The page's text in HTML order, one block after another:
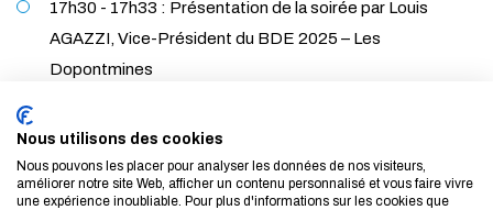
17h30 - 17h33 : Présentation de la soirée par Louis
AGAZZI, Vice-Président du BDE 2025 – Les
Dopontmines
GIRODET et de La Fondation des Ponts par Thierry
Duclaux
Nous utilisons des cookies
Nous pouvons les placer pour analyser les données de nos visiteurs,
améliorer notre site Web, afficher un contenu personnalisé et vous faire vivre
une expérience inoubliable. Pour plus d'informations sur les cookies que